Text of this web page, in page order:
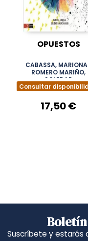
OPUESTOS
CABASSA,
ROMERO MARIÑO,
SOLEDAD
Consultar
17,50 €
Boletín
Suscríbete y estarás